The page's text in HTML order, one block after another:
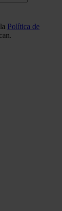
Política de